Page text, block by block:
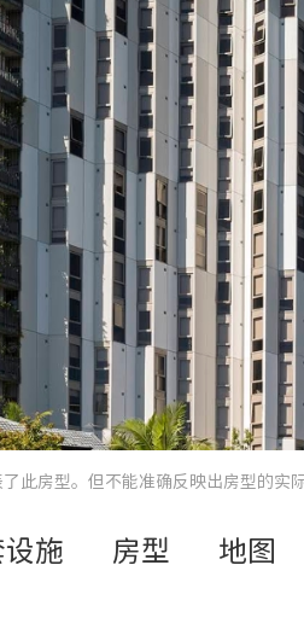
此房型。但不能准确反映出房型的实
设施 房型 地图